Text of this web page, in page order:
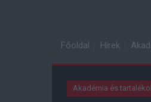
Főoldal Hírek
Akadémia és